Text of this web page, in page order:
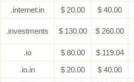
.internet.in $ 20.00 $ 40.00
.investments $ 130.00 $ 260.00
.io
$ 80.00 $ 119.04
.io.in
$ 20.00 $ 40.00